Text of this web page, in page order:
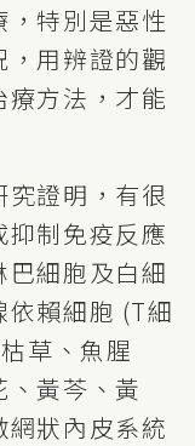
特別是惡性
用辨證的觀
方法，才能
證明，有很
制免疫反應
細胞及白細
賴細胞 (T細
草、魚腥
黃芩、黃
狀內皮系統